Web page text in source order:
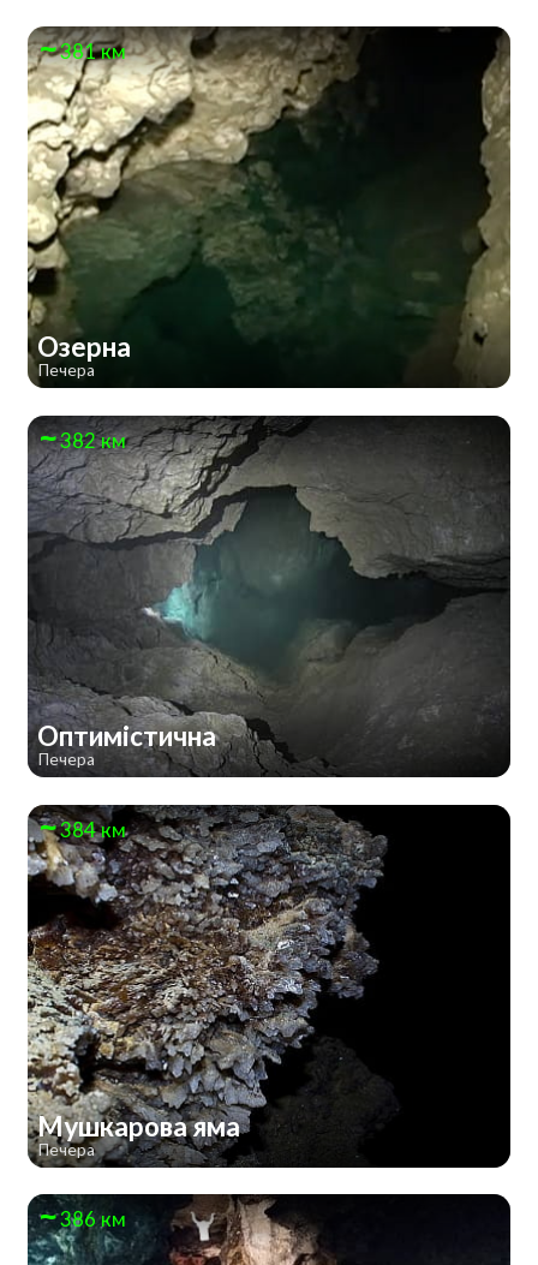
381 км
Озерна
Печера
382 км
Оптимістична
Печера
384 км
Мушкарова яма
Печера
386 км